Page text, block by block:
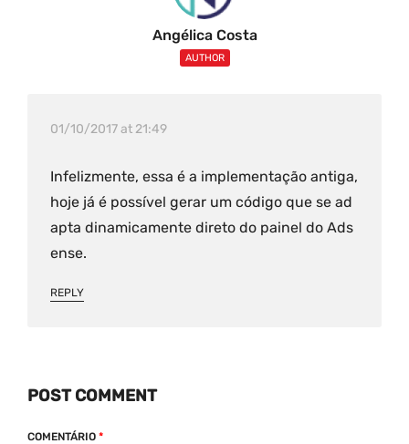
Angélica Costa
AUTHOR
01/10/2017 at 21:49
Infelizmente, essa é a implementação antiga,
hoje já é possível gerar um código que se ad
apta dinamicamente direto do painel do Ads
ense.
REPLY
POST COMMENT
COMENTÁRIO *